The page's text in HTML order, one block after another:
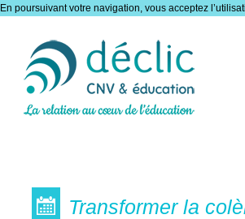
En poursuivant votre navigation, vous acceptez
Transformer la